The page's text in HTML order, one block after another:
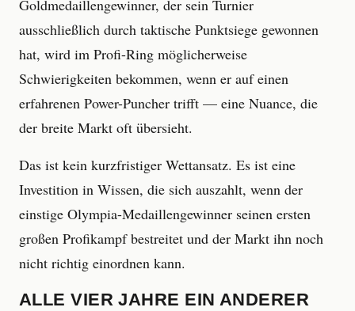
Goldmedaillengewinner, der sein Turnier
ausschließlich durch taktische Punktsiege gewonnen
hat, wird im Profi-Ring möglicherweise
Schwierigkeiten bekommen, wenn er auf einen
erfahrenen Power-Puncher trifft — eine Nuance, die
der breite Markt oft übersieht.
Das ist kein kurzfristiger Wettansatz. Es ist eine
Investition in Wissen, die sich auszahlt, wenn der
einstige Olympia-Medaillengewinner seinen ersten
großen Profikampf bestreitet und der Markt ihn noch
nicht richtig einordnen kann.
ALLE VIER JAHRE EIN ANDERER